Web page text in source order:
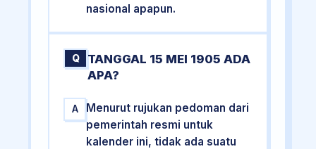
nasional apapun.
Q
TANGGAL 15 MEI 1905 ADA
APA?
A
Menurut rujukan pedoman dari
pemerintah resmi untuk
kalender ini, tidak ada suatu